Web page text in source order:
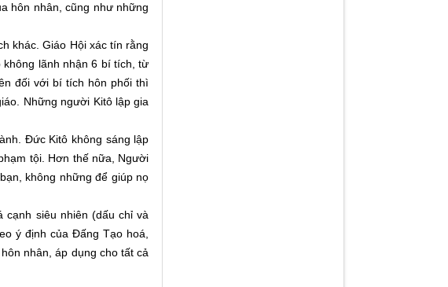
hôn nhân, cũng như những
khác. Giáo Hội xác tín rằng
không lãnh nhận 6 bí tích, từ
đối với bí tích hôn phối thì
Những người Kitô lập gia
Đức Kitô không sáng lập
tội. Hơn thế nữa, Người
không những để giúp nọ
cạnh siêu nhiên (dấu chỉ và
ý định của Đấng Tạo hoá,
nhân, áp dụng cho tất cả